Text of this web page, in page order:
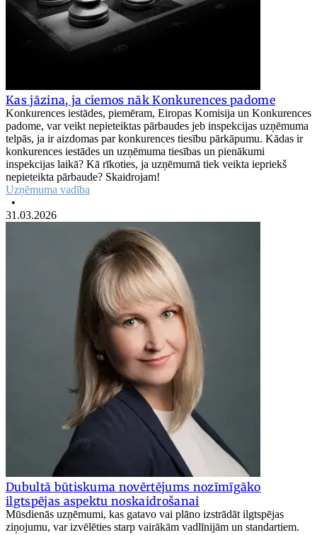
Kas jāzina, ja ciemos nāk Konkurences padome
Konkurences iestādes, piemēram, Eiropas Komisija un Konkurences
padome, var veikt nepieteiktas pārbaudes jeb inspekcijas uzņēmuma
telpās, ja ir aizdomas par konkurences tiesību pārkāpumu. Kādas ir
konkurences iestādes un uzņēmuma tiesības un pienākumi
inspekcijas laikā? Kā rīkoties, ja uzņēmumā tiek veikta iepriekš
nepieteikta pārbaude? Skaidrojam!
Uzņēmuma vadība
•
31.03.2026
Dubultā būtiskuma novērtējums nozīmīgāko
ilgtspējas aspektu noskaidrošanai
Mūsdienās uzņēmumi, kas gatavo vai plāno izstrādāt ilgtspējas
ziņojumu, var izvēlēties starp vairākām vadlīnijām un standartiem.